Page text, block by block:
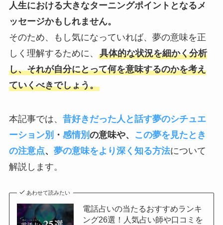
人生における大きなターニングポイントとなるメ
ッセージかもしれません。
そのため、もし気になっていれば、夢の意味を正
しく理解するために、 具体的な状況を細かく分析
し、それが自分にとって何を意味するのかを考え
ていくべきでしょう。
本記事では、 昔好きだった人と話す夢のシチュエ
ーション別 ・ 感情別 の意味や、
この夢を見たとき
の注意点、 夢の意味をより深く知る方法について
解説します。
あわせて読みたい
電話占いの当たるおすすめランキ
ング26選！人気占い師や口コミを